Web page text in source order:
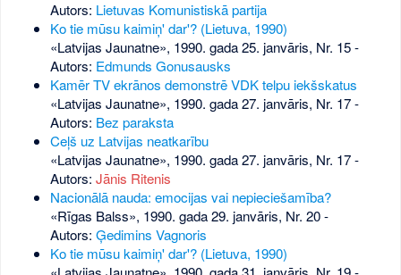
Autors: Lietuvas Komunistiskā partija
Ko tie mūsu kaimiņ' dar'? (Lietuva, 1990)
«Latvijas Jaunatne», 1990. gada 25. janvāris, Nr. 15-
Autors: Edmunds Gonusausks
Kamēr TV ekrānos demonstrē VDK telpu iekšskatus
«Latvijas Jaunatne», 1990. gada 27. janvāris, Nr. 17-
Autors: Bez paraksta
Ceļš uz Latvijas neatkarību
«Latvijas Jaunatne», 1990. gada 27. janvāris, Nr. 17-
Autors: Jānis Ritenis
Nacionālā nauda: emocijas vai nepieciešamība?
«Rīgas Balss», 1990. gada 29. janvāris, Nr. 20-
Autors: Ģedimins Vagnoris
Ko tie mūsu kaimiņ' dar'? (Lietuva, 1990)